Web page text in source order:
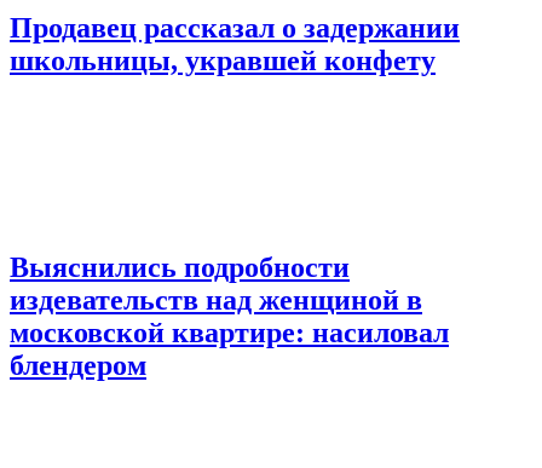
Продавец рассказал о задержании
школьницы, укравшей конфету
Выяснились подробности
издевательств над женщиной в
московской квартире: насиловал
блендером